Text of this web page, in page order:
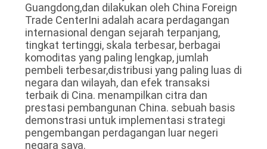
SITEMAP
PRIVACY
POLICY
Guangdong,dan dilakukan oleh China Foreign
Trade CenterIni adalah acara perdagangan
internasional dengan sejarah terpanjang,
tingkat tertinggi, skala terbesar, berbagai
komoditas yang paling lengkap, jumlah
pembeli terbesar,distribusi yang paling luas di
negara dan wilayah, dan efek transaksi
terbaik di Cina. menampilkan citra dan
prestasi pembangunan China. sebuah basis
demonstrasi untuk implementasi strategi
pengembangan perdagangan luar negeri
negara saya.